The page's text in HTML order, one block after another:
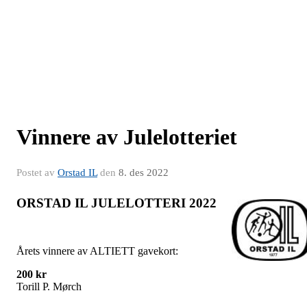
Vinnere av Julelotteriet
Postet av Orstad ILden 8. des 2022
ORSTAD IL JULELOTTERI 2022
Årets vinnere av ALTIETT gavekort:
200 kr
Torill P. Mørch